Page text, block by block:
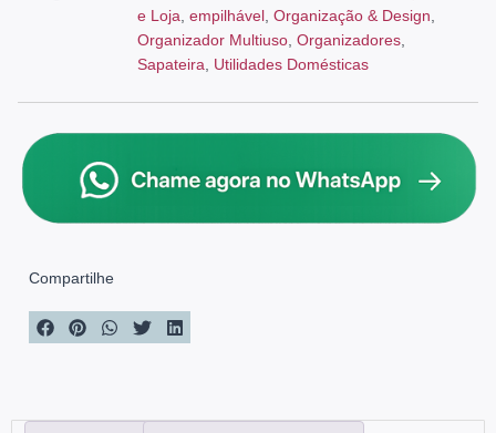
e Loja empilhável Organização & Design
Organizador Multiuso Organizadores
Sapateira
Utilidades Domésticas
Compartilhe